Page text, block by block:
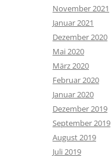
November 2021
Januar 2021
Dezember 2020
Mai 2020
März 2020
Februar 2020
Januar 2020
Dezember 2019
September 2019
August 2019
Juli 2019